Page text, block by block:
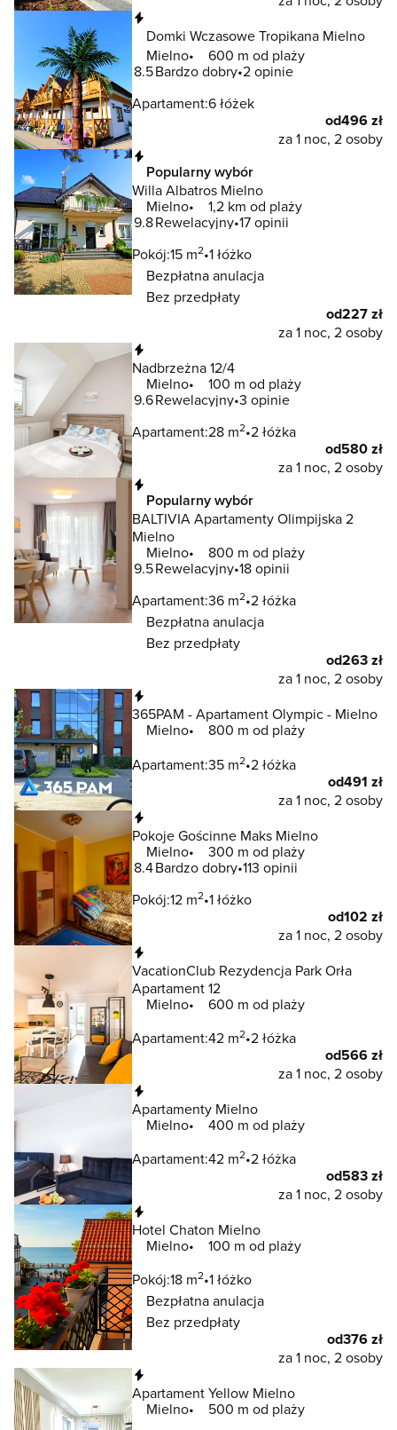
Domki Wczasowe Tropikana Mielno
Mielno
600 m od plaży
8.5Bardzo dobry 2 opinie
Apartament:6 łóżek
od496 zł
za 1 noc, 2 osoby
Popularny wybór
Willa Albatros Mielno
Mielno
1,2 km od plaży
9.8Rewelacyjny 17 opinii
Pokój:15 m2 1 łóżko
Bezpłatna anulacja
Bez przedpłaty
od227 zł
za 1 noc, 2 osoby
Nadbrzeżna 12/4
Mielno
100 m od plaży
9.6Rewelacyjny 3 opinie
Apartament:28 m2 2 łóżka
od580 zł
za 1 noc, 2 osoby
Popularny wybór
BALTIVIA Apartamenty Olimpijska 2
Mielno
Mielno
800 m od plaży
9.5Rewelacyjny 18 opinii
Apartament:36 m2 2 łóżka
Bezpłatna anulacja
Bez przedpłaty
od263 zł
za 1 noc, 2 osoby
365PAM - Apartament Olympic - Mielno
Mielno
800 m od plaży
Apartament:35 m2 2 łóżka
od491 zł
za 1 noc, 2 osoby
Pokoje Gościnne Maks Mielno
Mielno
300 m od plaży
8.4Bardzo dobry 113 opinii
Pokój:12 m2 1 łóżko
od102 zł
za 1 noc, 2 osoby
VacationClub Rezydencja Park Orła
Apartament 12
Mielno
600 m od plaży
Apartament:42 m2 2 łóżka
od566 zł
za 1 noc, 2 osoby
Apartamenty Mielno
Mielno
400 m od plaży
Apartament:42 m2 2 łóżka
od583 zł
za 1 noc, 2 osoby
Hotel Chaton Mielno
Mielno
100 m od plaży
Pokój:18 m2 1 łóżko
Bezpłatna anulacja
Bez przedpłaty
od376 zł
za 1 noc, 2 osoby
Apartament Yellow Mielno
Mielno
500 m od plaży